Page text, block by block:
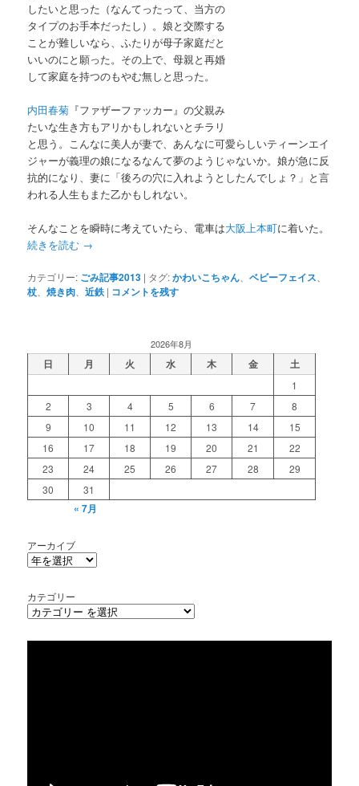
したいと思った（なんてったって、当方の
タイプのお手本だったし）。娘と交際する
ことが難しいなら、ふたりが母子家庭だと
いいのにと願った。その上で、母親と再婚
して家庭を持つのもやむ無しと思った。
内田春菊 『ファザーファッカー』の父親み
たいな生き方もアリかもしれないとチラリ
と思う。こんなに美人が妻で、あんなに可愛らしいティーンエイ
ジャーが義理の娘になるなんて夢のようじゃないか。娘が急に反
抗的になり、妻に「後ろの穴に入れようとしたんでしょ？」と言
われる人生もまた乙かもしれない。
そんなことを瞬時に考えていたら、電車は大阪上本町に着いた。
続きを読む →
カテゴリー: ごみ記事2013 | タグ:かわいこちゃん 、ベビーフェイス
杖 、焼き肉 、近鉄 | コメントを残す
2026年8月
日 月 火 水 木 金 土
1
2
3 4 5 6 7
8
9
10 11 12 13 14
15
16
17 18 19 20 21
22
23
24 25 26 27 28
29
30
31
« 7月
アーカイブ
カテゴリー